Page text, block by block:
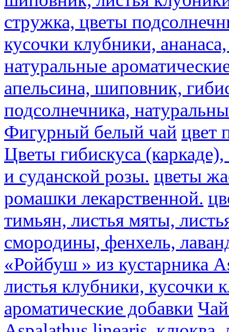
стружка, цветы
кусочки клубники,
натуральные
апельсина, шиповник,
подсолнечника,
Фигурный белый чай цвет
Цветы гибискуса
и суданской розы. цветы
ромашки лекарственной.
тимьян, листья мяты,
смородины, фенхель,
«Ройбуш » из кустарника
листья клубники, кусочки
ароматические добавки